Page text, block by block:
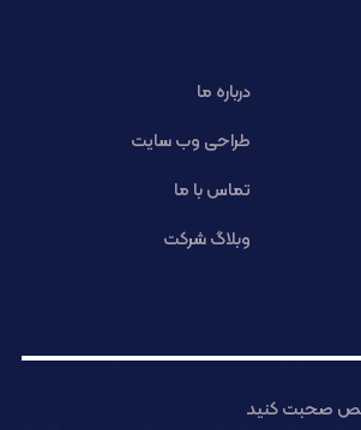
درباره ما
طراحی وب سایت
تماس با ما
وبلاگ شرکت
صحبت کنید